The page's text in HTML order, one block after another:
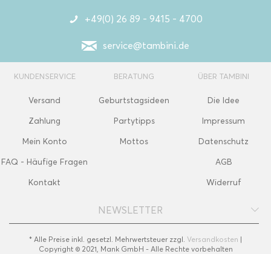
+49(0) 26 89 - 9415 - 4700
service@tambini.de
KUNDENSERVICE
Versand
Zahlung
Mein Konto
FAQ - Häufige Fragen
Kontakt
BERATUNG
Geburtstagsideen
Partytipps
Mottos
ÜBER TAMBINI
Die Idee
Impressum
Datenschutz
AGB
Widerruf
NEWSLETTER
* Alle Preise inkl. gesetzl. Mehrwertsteuer zzgl. Versandkosten |
Copyright © 2021, Mank GmbH - Alle Rechte vorbehalten